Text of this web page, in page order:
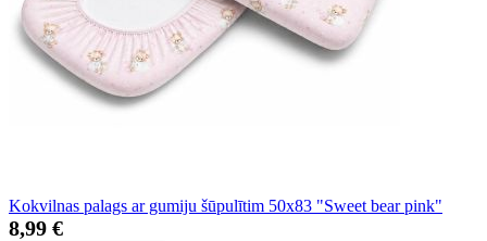
Kokvilnas palags ar gumiju šūpulītim 50x83 "Sweet bear pink"
8,99 €